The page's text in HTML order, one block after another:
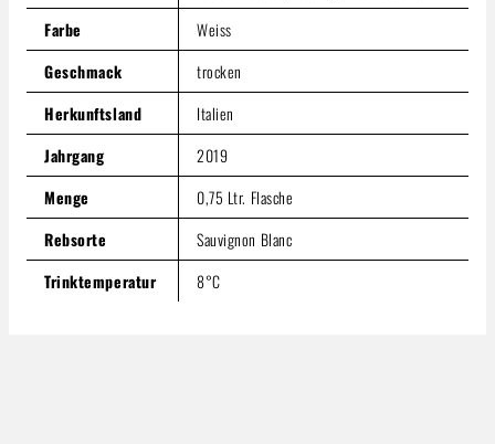
Farbe
Weiss
Geschmack
trocken
Herkunftsland
Italien
Jahrgang
2019
Menge
0,75 Ltr. Flasche
Rebsorte
Sauvignon Blanc
Trinktemperatur
8°C